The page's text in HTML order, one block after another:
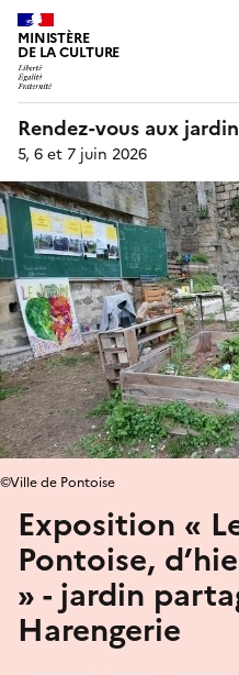
MINISTÈRE
DE LA CULTURE
Rendez-vous aux
5, 6 et 7 juin 2026
Exposition «
Pontoise,
» - jardin
Harengerie
©Ville de Pontoise